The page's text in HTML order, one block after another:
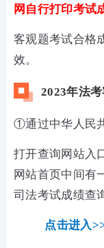
网自行打印考试
客观题考试合格
效。
2023年法
①通过中华人民
打开查询网站入
网站首页中间有
司法考试成绩查
点击进入